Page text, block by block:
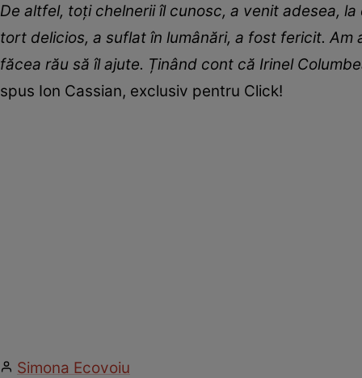
De altfel, toți chelnerii îl cunosc, a venit adesea,
tort delicios, a suflat în lumânări, a fost fericit. Am
făcea rău să îl ajute. Ținând cont că Irinel
spus Ion Cassian, exclusiv pentru Click!
Simona Ecovoiu